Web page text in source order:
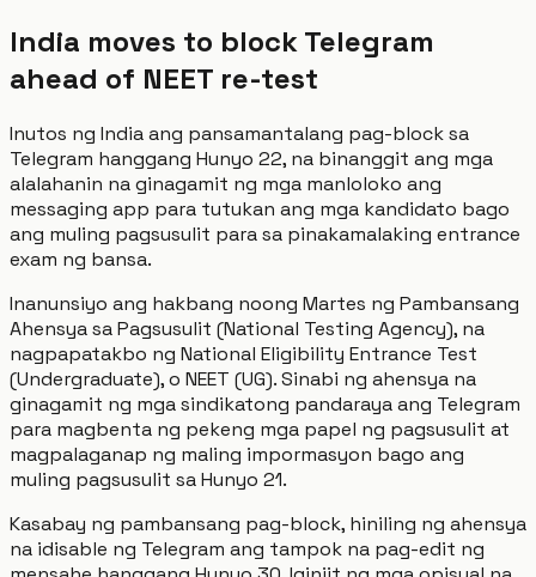
India moves to block Telegram
ahead of NEET re-test
Inutos ng India ang pansamantalang pag-block sa
Telegram hanggang Hunyo 22, na binanggit ang mga
alalahanin na ginagamit ng mga manloloko ang
messaging app para tutukan ang mga kandidato bago
ang muling pagsusulit para sa pinakamalaking entrance
exam ng bansa.
Inanunsiyo ang hakbang noong Martes ng Pambansang
Ahensya sa Pagsusulit (National Testing Agency), na
nagpapatakbo ng National Eligibility Entrance Test
(Undergraduate), o NEET (UG). Sinabi ng ahensya na
ginagamit ng mga sindikatong pandaraya ang Telegram
para magbenta ng pekeng mga papel ng pagsusulit at
magpalaganap ng maling impormasyon bago ang
muling pagsusulit sa Hunyo 21.
Kasabay ng pambansang pag-block, hiniling ng ahensya
na idisable ng Telegram ang tampok na pag-edit ng